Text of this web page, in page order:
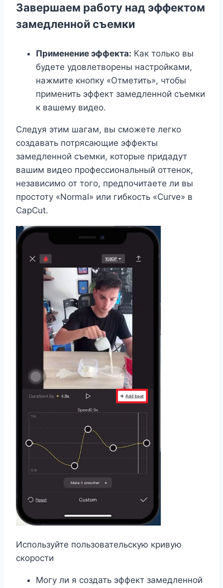
Завершаем работу над эффектом
замедленной съемки
Применение эффекта: Как только вы
будете удовлетворены настройками,
нажмите кнопку «Отметить», чтобы
применить эффект замедленной съемки
к вашему видео.
Следуя этим шагам, вы сможете легко
создавать потрясающие эффекты
замедленной съемки, которые придадут
вашим видео профессиональный оттенок,
независимо от того, предпочитаете ли вы
простоту «Normal» или гибкость «Curve» в
CapCut.
Используйте пользовательскую кривую
скорости
Могу ли я создать эффект замедленной